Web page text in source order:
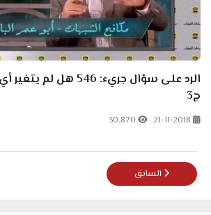
الرد على سؤال جريء: 546
ج3
21-11-2018
30.870
المقال السابق: القمص زكريا بطرس: كيف
السابق